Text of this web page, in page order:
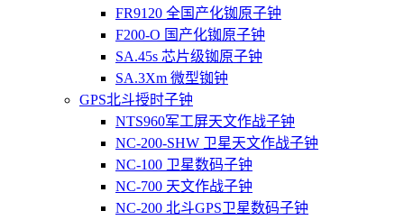
FR9120 全国产化铷原子钟
F200-O 国产化铷原子钟
SA.45s 芯片级铷原子钟
SA.3Xm 微型铷钟
GPS北斗授时子钟
NTS960军工屏天文作战子钟
NC-200-SHW 卫星天文作战子钟
NC-100 卫星数码子钟
NC-700 天文作战子钟
NC-200 北斗GPS卫星数码子钟